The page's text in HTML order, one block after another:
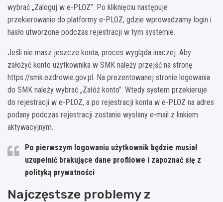
wybrać „Zaloguj w e-PLOZ”. Po kliknięciu następuje
przekierowanie do platformy e-PLOZ, gdzie wprowadzamy login i
hasło utworzone podczas rejestracji w tym systemie.
Jeśli nie masz jeszcze konta, proces wygląda inaczej. Aby
założyć konto użytkownika w SMK należy przejść na stronę
https://smk.ezdrowie.gov.pl. Na prezentowanej stronie logowania
do SMK należy wybrać „Załóż konto”. Wtedy system przekieruje
do rejestracji w e-PLOZ, a po rejestracji konta w e-PLOZ na adres
podany podczas rejestracji zostanie wysłany e-mail z linkiem
aktywacyjnym.
Po pierwszym logowaniu użytkownik będzie musiał
uzupełnić brakujące dane profilowe i zapoznać się z
polityką prywatności
Najczęstsze problemy z